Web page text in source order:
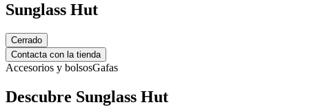
Sunglass Hut
Cerrado
Contacta con la tienda
Accesorios y bolsosGafas
Descubre Sunglass Hut